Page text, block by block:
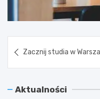
wpisu
Zacznij studia w
Aktualności